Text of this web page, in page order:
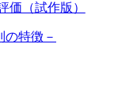
価（試作版）
の特徴－